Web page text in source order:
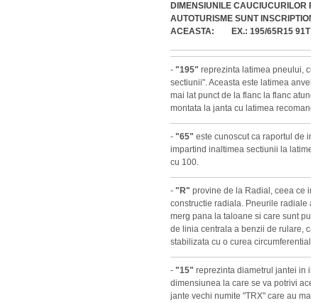
DIMENSIUNILE CAUCIUCURILOR
AUTOTURISME SUNT
ACEASTA: EX.: 195/65R15 91T
- "195" reprezinta latimea pneului,
sectiunii". Aceasta este latimea
mai lat punct de la flanc la flanc
montata la janta cu latimea
- "65" este cunoscut ca raportul de
impartind inaltimea sectiunii la
cu 100.
- "R" provine de la Radial, ceea ce
constructie radiala. Pneurile radiale
merg pana la taloane si care sunt
de linia centrala a benzii de rulare,
stabilizata cu o curea circumferentiala.
- "15" reprezinta diametrul jantei in
dimensiunea la care se va potrivi
jante vechi numite "TRX" care au